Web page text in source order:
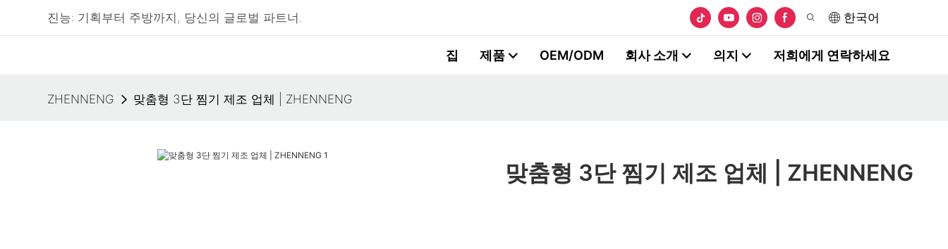
진능: 기획부터 주방까지, 당신의 글로벌 파트너. 한국어
집 제품 OEM/ODM 회사 소개 의지 저희에게 연락하세요
ZHENNENG 맞춤형 3단 찜기 제조 업체 | ZHENNENG
맞춤형 3단 찜기 제조 업체 | ZHENNENG